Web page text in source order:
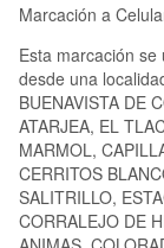
Marcación a
Esta marcación se
desde una
BUENAVISTA DE
ATARJEA, EL
MARMOL,
CERRITOS
SALITRILLO,
CORRALEJO DE